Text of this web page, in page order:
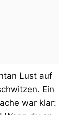
Lust auf
Ein
war klar: